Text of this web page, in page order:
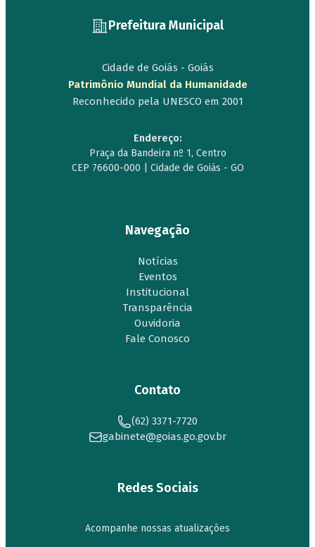
Prefeitura Municipal
Cidade de Goiás - Goiás
Patrimônio Mundial da Humanidade
Reconhecido pela UNESCO em 2001
Endereço:
Praça da Bandeira nº 1, Centro
CEP 76600-000 | Cidade de Goiás - GO
Navegação
Notícias
Eventos
Institucional
Transparência
Ouvidoria
Fale Conosco
Contato
(62) 3371-7720
gabinete@goias.go.gov.br
Redes Sociais
Acompanhe nossas atualizações